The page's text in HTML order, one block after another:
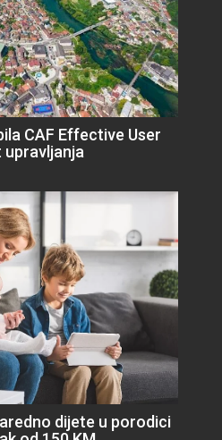
CAF Effective User
dijete u porodici